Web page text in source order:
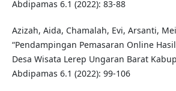
Abdipamas 6.1 (2022): 83-88
Azizah, Aida, Chamalah, Evi, Arsanti,
“Pendampingan Pemasaran Online
Desa Wisata Lerep Ungaran Barat
Abdipamas 6.1 (2022): 99-106